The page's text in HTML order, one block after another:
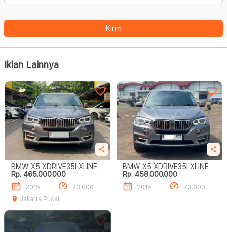
Kirim
Iklan Lainnya
BMW X5 XDRIVE35I XLINE
Rp. 465.000.000
2015
73.000
Jakarta Pusat
BMW X5 XDRIVE35I XLINE
Rp. 458.000.000
2015 73.000